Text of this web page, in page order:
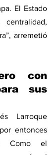
El Estado
arremetió
con
sus
Larroque
entonces
Como el